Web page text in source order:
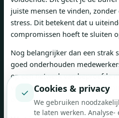
juiste mensen te vinden,
stress. Dit betekent dat u
compromissen hoeft te sluiten
Nog belangrijker dan een strak
goed onderhouden
op een netwerk van beproefde
vertrouwt, blijft u ook bij last-
onverwachte mislukkingen
✓ Cookies & privacy
We gebruiken
te laten werken. Analyse-